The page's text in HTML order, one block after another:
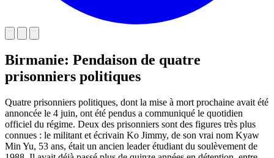
Birmanie: Pendaison de quatre
prisonniers politiques
Quatre prisonniers politiques, dont la mise à mort prochaine avait été
annoncée le 4 juin, ont été pendus a communiqué le quotidien
officiel du régime. Deux des prisonniers sont des figures très plus
connues : le militant et écrivain Ko Jimmy, de son vrai nom Kyaw
Min Yu, 53 ans, était un ancien leader étudiant du soulèvement de